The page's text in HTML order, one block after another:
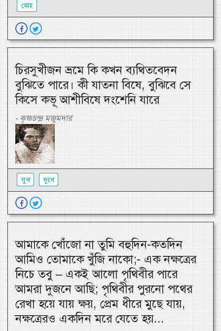
মোহ
চিরসুখীজন ভ্রমে কি কখন ব্যথিতবেদন
বুঝিতে পারে। কী যাতনা বিষে, বুঝিবে সে
কিসে কভূ আশীবিষে দংশেনি যারে
- কৃষ্ণচন্দ্র মজুমদার
সুখ দুঃখ
আমাকে খোঁজো না তুমি বহুদিন-কতদিন
আমিও তোমাকে খুঁজি নাকো;- এক নক্ষত্রের
নিচে তবু – একই আলো পৃথিবীর পারে
আমরা দুজনে আছি; পৃথিবীর পুরনো পথের
রেখা হয়ে যায় ক্ষয়, প্রেম ধীরে মুছে যায়,
নক্ষত্রেরও একদিন মরে যেতে হয়...